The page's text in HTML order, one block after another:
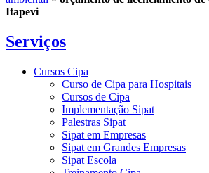
Itapevi
Serviços
Cursos Cipa
Curso de Cipa para Hospitais
Cursos de Cipa
Implementação Sipat
Palestras Sipat
Sipat em Empresas
Sipat em Grandes Empresas
Sipat Escola